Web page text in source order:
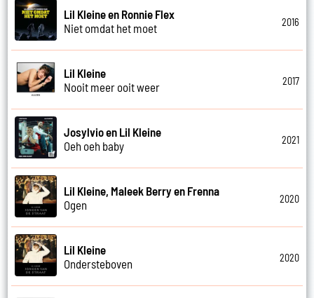
Lil Kleine en Ronnie Flex
Niet omdat het moet
2016
Lil Kleine
Nooit meer ooit weer
2017
Josylvio en Lil Kleine
Oeh oeh baby
2021
Lil Kleine, Maleek Berry en Frenna
Ogen
2020
Lil Kleine
Ondersteboven
2020